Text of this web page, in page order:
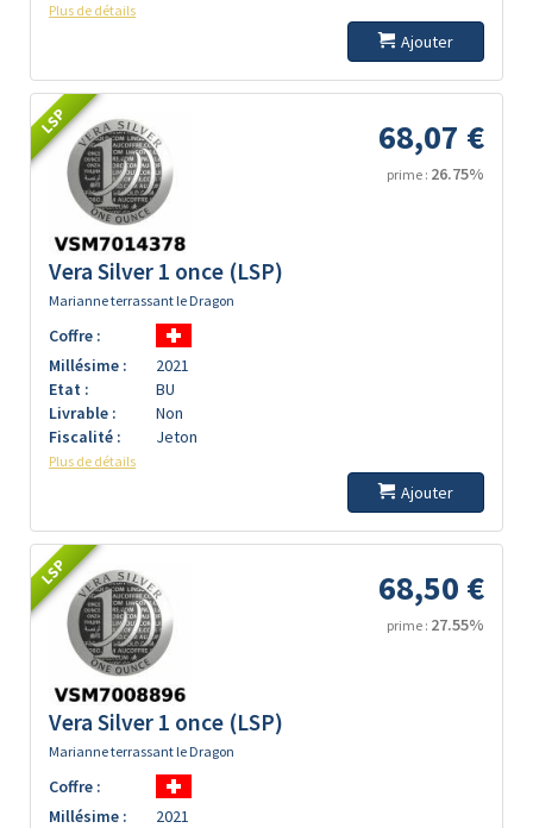
Plus de détails
Ajouter
LSP 68,07 €
prime : 26.75%
Vera Silver 1 once (LSP)
Marianne terrassant le Dragon
Coffre :
Millésime :
2021
Etat :
BU
Livrable :
Non
Fiscalité :
Jeton
Plus de détails
Ajouter
LSP 68,50 €
prime : 27.55%
Vera Silver 1 once (LSP)
Marianne terrassant le Dragon
Coffre :
Millésime :
2021